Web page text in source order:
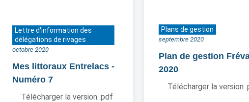
Lettre d'information des
délégations de rivages
octobre 2020
Mes littoraux Entrelacs -
Numéro 7
Télécharger la version .pdf
Plans de gestion
septembre 2020
Plan de gestion
2020
Télécharger la version